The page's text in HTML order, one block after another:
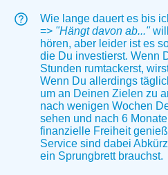
Wie lange dauert es bis
=> "Hängt davon ab..."
hören, aber leider ist es
die Du investierst. Wenn
Stunden rumtackerst,
Wenn Du allerdings
um an Deinen Zielen zu
nach wenigen Wochen
sehen und nach 6
finanzielle Freiheit
Service sind dabei
ein Sprungbrett brauchst.